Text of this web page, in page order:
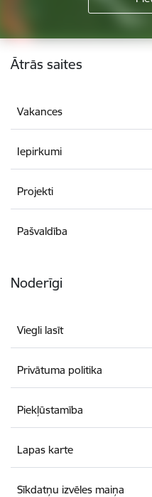
Kājene
Ātrās saites
Vakances
Iepirkumi
Projekti
Pašvaldība
Noderīgi
Viegli lasīt
Privātuma politika
Piekļūstamība
Lapas karte
Sīkdatņu izvēles maiņa